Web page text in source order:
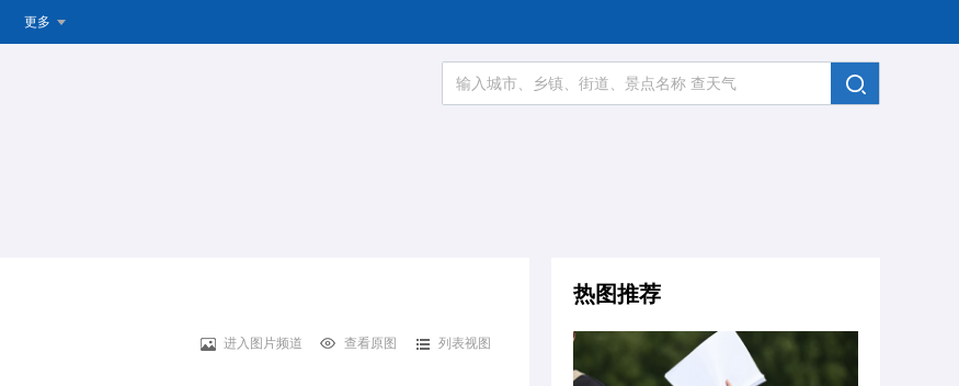
更多
进入图片频道 查看原图 列表视图
热图推荐